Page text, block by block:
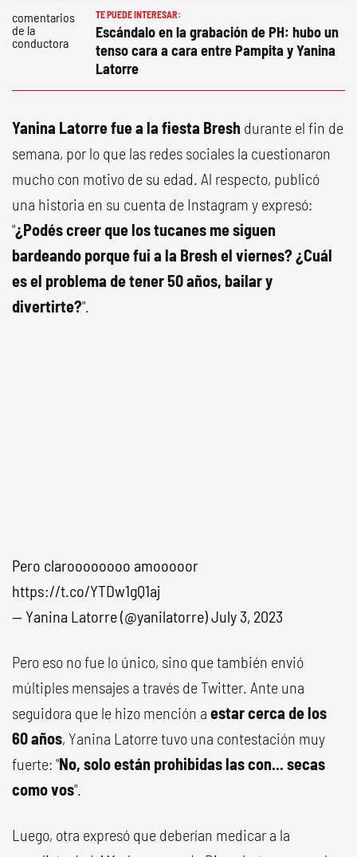
TE PUEDE INTERESAR:
Escándalo en la grabación de PH: hubo un
tenso cara a cara entre Pampita y Yanina
Latorre
Yanina Latorre fue a la fiesta Bresh durante el fin de
semana, por lo que las redes sociales la cuestionaron
mucho con motivo de su edad. Al respecto, publicó
una historia en su cuenta de Instagram y expresó:
"¿Podés creer que los tucanes me siguen
bardeando porque fui a la Bresh el viernes? ¿Cuál
es el problema de tener 50 años, bailar y
divertirte?".
Pero claroooooooo amooooor
https://t.co/YTDw1gQ1aj
— Yanina Latorre (@yanilatorre)July 3, 2023
Pero eso no fue lo único, sino que también envió
múltiples mensajes a través de Twitter. Ante una
seguidora que le hizo mención a estar cerca de los
60 años, Yanina Latorre tuvo una contestación muy
fuerte: "No, solo están prohibidas las con... secas
como vos".
Luego, otra expresó que deberían medicar a la